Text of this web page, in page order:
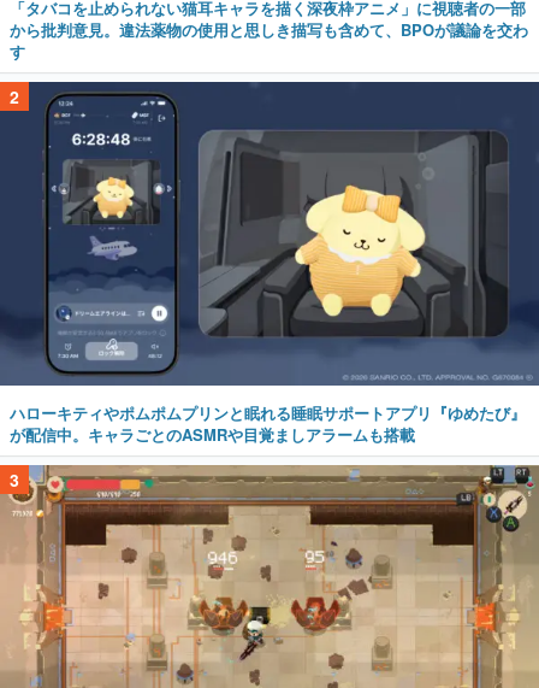
「タバコを止められない猫耳キャラを描く深夜枠アニメ」に視聴者の一部
から批判意見。違法薬物の使用と思しき描写も含めて、BPOが議論を交わ
す
2
ハローキティやポムポムプリンと眠れる睡眠サポートアプリ『ゆめたび』
が配信中。キャラごとのASMRや目覚ましアラームも搭載
3